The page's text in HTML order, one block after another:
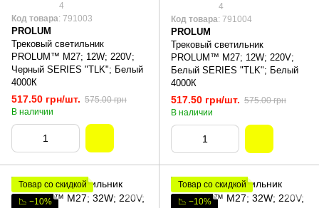
4
Код товара: 791003
PROLUM
Трековый светильник
PROLUM™ M27; 12W; 220V;
Черный SERIES "TLK"; Белый
4000К
517.50 грн/шт. 575.00 грн
В наличии
4
Код товара: 791004
PROLUM
Трековый светильник
PROLUM™ M27; 12W; 220V;
Белый SERIES "TLK"; Белый
4000К
517.50 грн/шт. 575.00 грн
В наличии
Товар со скидкой
📉 −10%
Товар со скидкой
📉 −10%